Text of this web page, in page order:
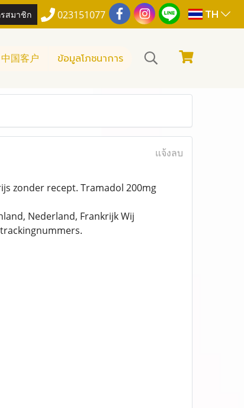
สมาชิก 023151077 TH
中国客户 ข้อมูลโภชนาการ
แจ้งลบ
zonder recept. Tramadol 200mg
Nederland, Frankrijk Wij